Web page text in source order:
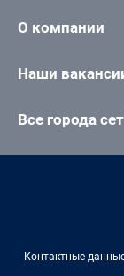
О компании
Наши
Все города
Контактные